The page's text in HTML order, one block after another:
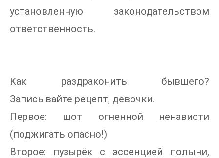
установленную законодательством
ответственность.
Как раздраконить бывшего?
Записывайте рецепт, девочки.
Первое: шот огненной ненависти
(поджигать опасно!)
Второе: пузырёк с эссенцией полыни,